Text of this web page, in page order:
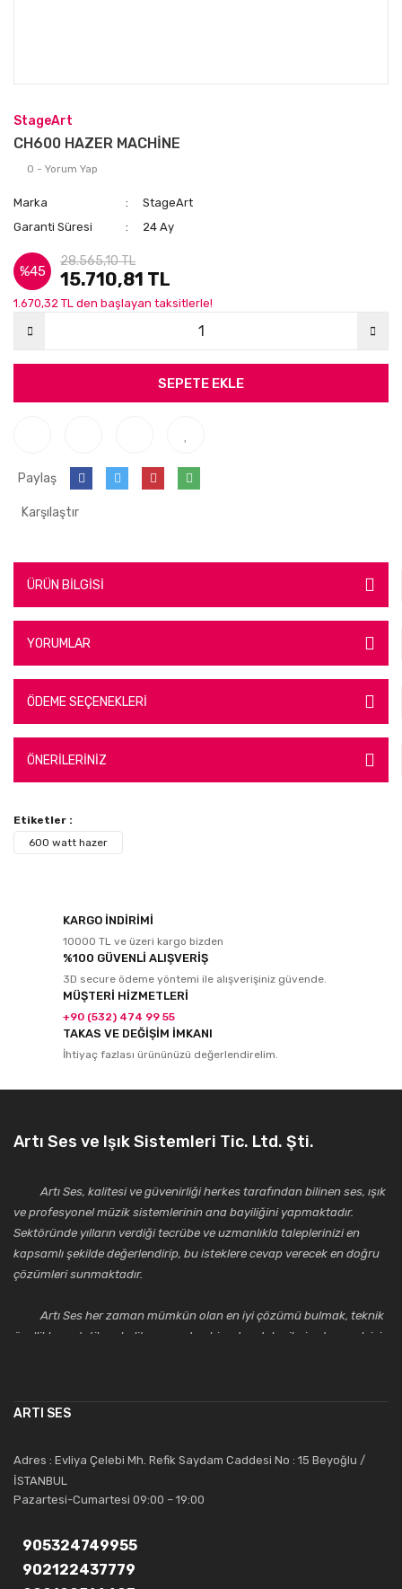
StageArt
CH600 HAZER MACHİNE
0 - Yorum Yap
Marka
StageArt
Garanti Süresi
24 Ay
%45
28.565,10 TL
15.710,81 TL
1.670,32 TL den başlayan taksitlerle!
SEPETE EKLE
Paylaş
Karşılaştır
ÜRÜN BİLGİSİ
YORUMLAR
ÖDEME SEÇENEKLERİ
ÖNERİLERİNİZ
Etiketler :
600 watt hazer
KARGO İNDİRİMİ
10000 TL ve üzeri kargo bizden
%100 GÜVENLİ ALIŞVERİŞ
3D secure ödeme yöntemi ile alışverişiniz güvende.
MÜŞTERİ HİZMETLERİ
+90 (532) 474 99 55
TAKAS VE DEĞİŞİM İMKANI
İhtiyaç fazlası ürününüzü değerlendirelim.
Artı Ses ve Işık Sistemleri Tic. Ltd. Şti.
Artı Ses, kalitesi ve güvenirliği herkes tarafından bilinen ses, ışık
ve profesyonel müzik sistemlerinin ana bayiliğini yapmaktadır.
Sektöründe yılların verdiği tecrübe ve uzmanlıkla taleplerinizi en
kapsamlı şekilde değerlendirip, bu isteklere cevap verecek en doğru
çözümleri sunmaktadır.
Artı Ses her zaman mümkün olan en iyi çözümü bulmak, teknik
özellikler, estetik ve kalite açısından bir adım daha ileriye taşımak için
saygıdeğer yerini kazanmıştır.
Artı Ses, güler yüzü ve deneyimi ile bu gün ve gelecekte
güvenebileceğiniz bir tercihtir.
ARTI SES
Adres : Evliya Çelebi Mh. Refik Saydam Caddesi No : 15 Beyoğlu /
İSTANBUL
Pazartesi-Cumartesi 09:00 – 19:00
905324749955
902122437779